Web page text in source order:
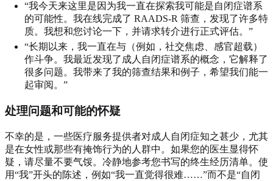
“我今天来这里是因为我一直在探索我可能是自闭症谱系
的可能性。我在线完成了 RAADS-R 筛查，发现了许多特
质。我想和您讨论一下，并请求转介进行正式评估。”
“长期以来，我一直在与（例如，社交焦虑、感官超载）
作斗争。我最近发现了成人自闭症谱系的概念，它解释了
很多问题。我带来了我的筛查结果和例子，希望我们能一
起审阅。”
处理问题和可能的怀疑
不幸的是，一些医疗服务提供者对成人自闭症知之甚少，尤其
是在女性或那些有掩饰行为的人群中。如果您的医生显得怀
疑，请尽量不要气馁。冷静地参考您书写的终生经历清单。使
用“我”开头的陈述，例如“我一直觉得很难……”而不是“自闭